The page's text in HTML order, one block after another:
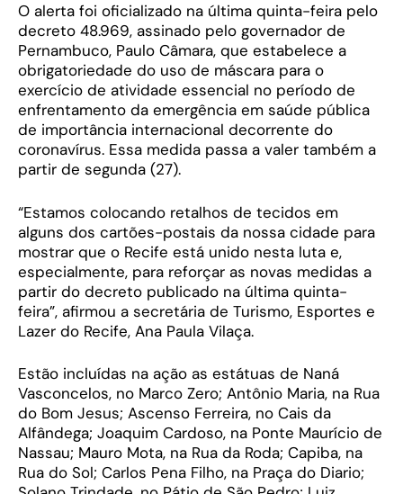
O alerta foi oficializado na última quinta-feira pelo
decreto 48.969, assinado pelo governador de
Pernambuco, Paulo Câmara, que estabelece a
obrigatoriedade do uso de máscara para o
exercício de atividade essencial no período de
enfrentamento da emergência em saúde pública
de importância internacional decorrente do
coronavírus. Essa medida passa a valer também a
partir de segunda (27).
“Estamos colocando retalhos de tecidos em
alguns dos cartões-postais da nossa cidade para
mostrar que o Recife está unido nesta luta e,
especialmente, para reforçar as novas medidas a
partir do decreto publicado na última quinta-
feira”, afirmou a secretária de Turismo, Esportes e
Lazer do Recife, Ana Paula Vilaça.
Estão incluídas na ação as estátuas de Naná
Vasconcelos, no Marco Zero; Antônio Maria, na Rua
do Bom Jesus; Ascenso Ferreira, no Cais da
Alfândega; Joaquim Cardoso, na Ponte Maurício de
Nassau; Mauro Mota, na Rua da Roda; Capiba, na
Rua do Sol; Carlos Pena Filho, na Praça do Diario;